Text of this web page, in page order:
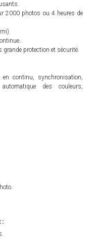
2000 photos ou 4 heures de
protection et sécurité.
continu, synchronisation,
automatique des couleurs,
: